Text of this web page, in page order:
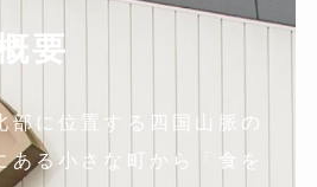
要
部に位置する四国山脈の
ある小さな町から「食を